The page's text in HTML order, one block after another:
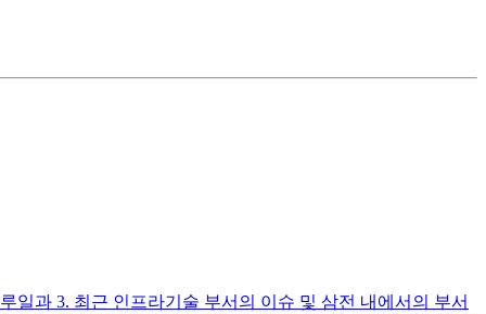
일과 3. 최근 인프라기술 부서의 이슈 및 삼전 내에서의 부서